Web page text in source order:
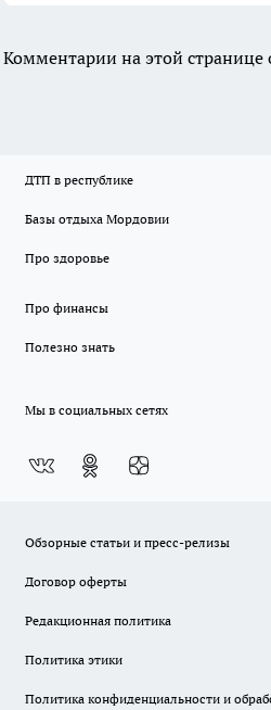
Комментарии на этой
ДТП в республике
Базы отдыха Мордовии
Про здоровье
Про финансы
Полезно знать
Мы в социальных сетях
Обзорные статьи и пресс-релизы
Договор оферты
Редакционная политика
Политика этики
Политика конфиденциальности и